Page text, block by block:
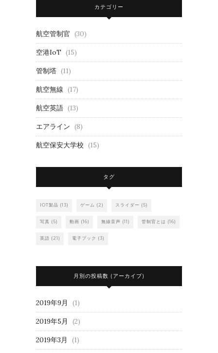
カテゴリー
航空管制官 (30)
空港IoT (15)
管制塔 (11)
航空無線 (17)
航空英語 (13)
エアライン (8)
航空保安大学校 (15)
タグ
IOT製品 (13) ゲーム (2) スライダー (5)
写真 (5) 動画 (16) 無線音声 (11) 管制官とは (16)
英語 (21) 電子ブック (3)
月別の投稿数 (アーカイブ)
2019年9月 (1)
2019年5月 (2)
2019年3月 (1)